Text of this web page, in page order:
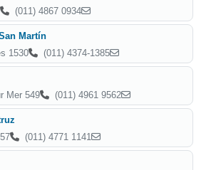
(011) 4867 0934
Martín
1530
(011) 4374-1385
Mer 549
(011) 4961 9562
(011) 4771 1141